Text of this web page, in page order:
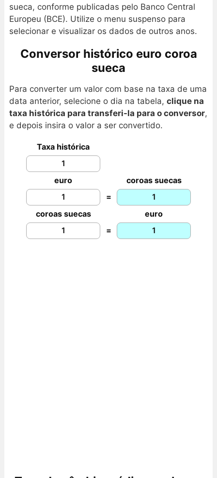
sueca, conforme publicadas pelo Banco Central
Europeu (BCE). Utilize o menu suspenso para
selecionar e visualizar os dados de outros anos.
Conversor histórico euro coroa
sueca
Para converter um valor com base na taxa de uma
data anterior, selecione o dia na tabela, clique na
taxa histórica para transferi-la para o conversor,
e depois insira o valor a ser convertido.
Taxa histórica
euro
coroas suecas
=
coroas suecas
euro
=